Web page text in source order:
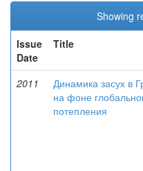
Showing
Issue
Date
Title
2011
Динамика засух в
на фоне
потепления